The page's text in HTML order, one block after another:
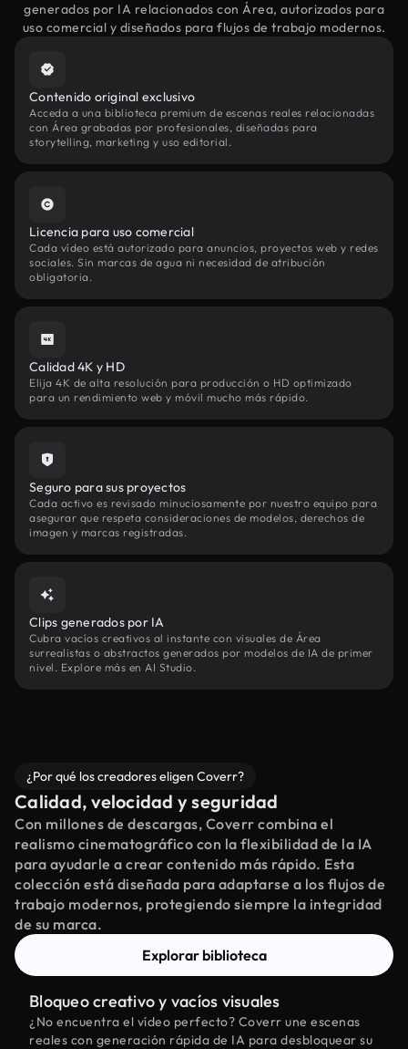
generados por IA relacionados con Área, autorizados para
uso comercial y diseñados para flujos de trabajo modernos.
Contenido original exclusivo
Acceda a una biblioteca premium de escenas reales relacionadas
con Área grabadas por profesionales, diseñadas para
storytelling, marketing y uso editorial.
Licencia para uso comercial
Cada vídeo está autorizado para anuncios, proyectos web y redes
sociales. Sin marcas de agua ni necesidad de atribución
obligatoria.
Calidad 4K y HD
Elija 4K de alta resolución para producción o HD optimizado
para un rendimiento web y móvil mucho más rápido.
Seguro para sus proyectos
Cada activo es revisado minuciosamente por nuestro equipo para
asegurar que respeta consideraciones de modelos, derechos de
imagen y marcas registradas.
Clips generados por IA
Cubra vacíos creativos al instante con visuales de Área
surrealistas o abstractos generados por modelos de IA de primer
nivel. Explore más en AI Studio.
¿Por qué los creadores eligen Coverr?
Calidad, velocidad y seguridad
Con millones de descargas, Coverr combina el
realismo cinematográfico con la flexibilidad de la IA
para ayudarle a crear contenido más rápido. Esta
colección está diseñada para adaptarse a los flujos de
trabajo modernos, protegiendo siempre la integridad
de su marca.
Explorar biblioteca
Bloqueo creativo y vacíos visuales
¿No encuentra el vídeo perfecto? Coverr une escenas
reales con generación rápida de IA para desbloquear su